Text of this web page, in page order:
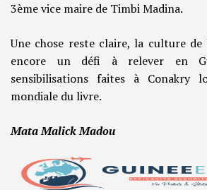
3ème vice maire de Timbi Madina.
Une chose reste claire, la culture
encore un défi à relever en
sensibilisations faites à Conakry
mondiale du livre.
Mata Malick Madou